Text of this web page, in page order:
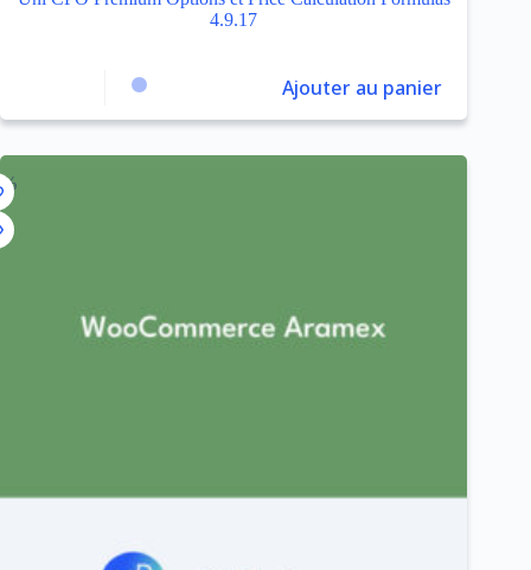
4.9.17
Ajouter au panier